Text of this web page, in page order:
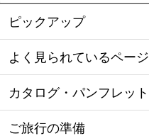
ピックアップ
よく見られているページ
カタログ・パンフレット
ご旅行の準備